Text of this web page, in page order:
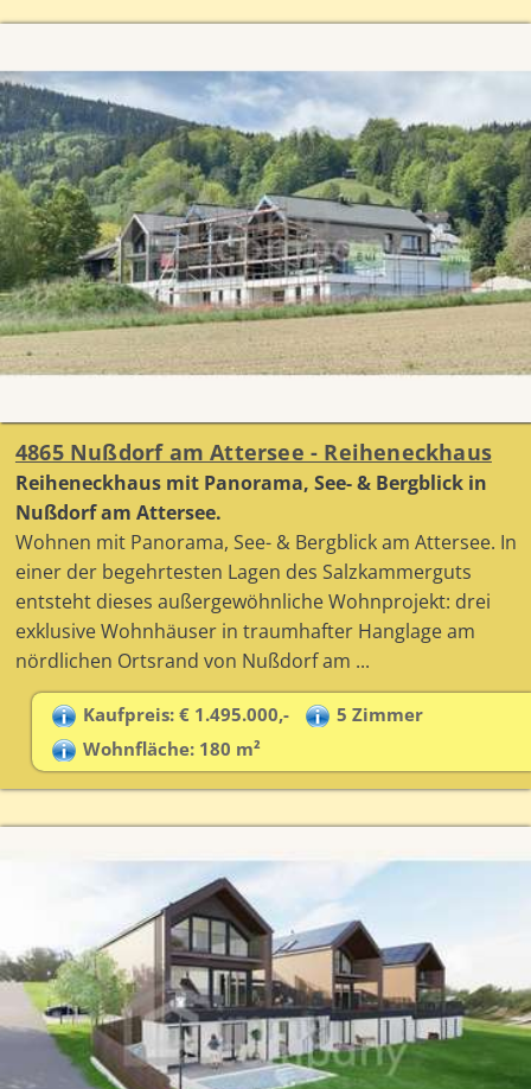
4865 Nußdorf am Attersee - Reiheneckhaus
Reiheneckhaus mit Panorama, See- & Bergblick in
Nußdorf am Attersee.
Wohnen mit Panorama, See- & Bergblick am Attersee. In
einer der begehrtesten Lagen des Salzkammerguts
entsteht dieses außergewöhnliche Wohnprojekt: drei
exklusive Wohnhäuser in traumhafter Hanglage am
nördlichen Ortsrand von Nußdorf am ...
Kaufpreis: € 1.495.000,-
5 Zimmer
Wohnfläche: 180 m²